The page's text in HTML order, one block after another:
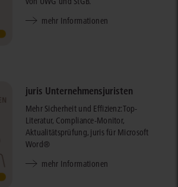
mehr Informationen
juris Unternehmensjuristen
Mehr Sicherheit und Effizienz: Top-
Literatur, Compliance-Monitor,
Aktualitätsprüfung, juris für Microsoft
Word®
mehr Informationen